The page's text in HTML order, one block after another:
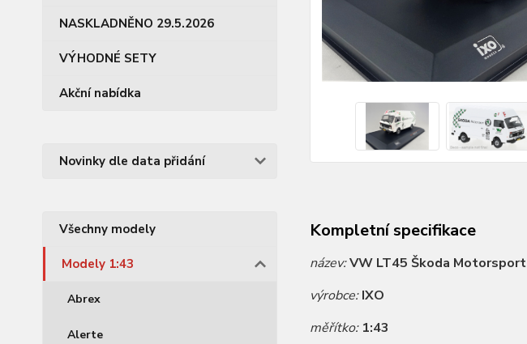
NASKLADNĚNO 29.5.2026
VÝHODNÉ SETY
Akční nabídka
Novinky dle data přidání
Všechny modely
Modely 1:43
Abrex
Alerte
Kompletní specifikace
název:VW LT45 Škoda Motorsport
výrobce:IXO
měřítko: 1:43